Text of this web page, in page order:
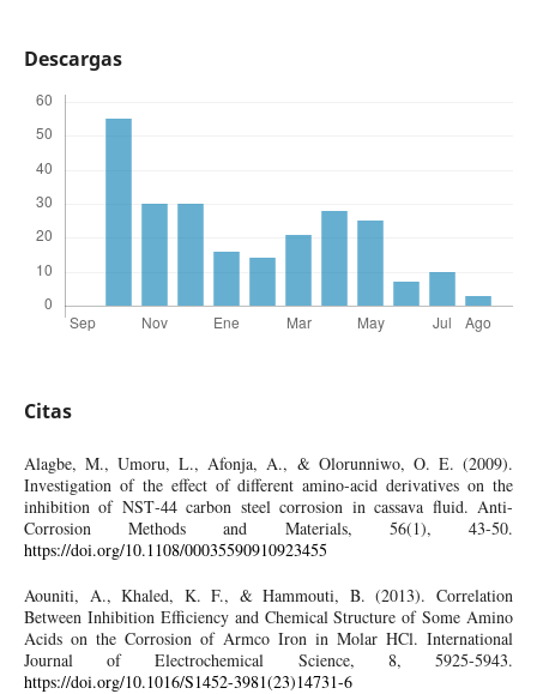
Descargas
Citas
Alagbe, M., Umoru, L., Afonja, A., & Olorunniwo, O. E. (2009).
Investigation of the effect of different amino‐acid derivatives on the
inhibition of NST‐44 carbon steel corrosion in cassava fluid. Anti-
Corrosion Methods and Materials, 56(1), 43-50.
https://doi.org/10.1108/00035590910923455
Aouniti, A., Khaled, K. F., & Hammouti, B. (2013). Correlation
Between Inhibition Efficiency and Chemical Structure of Some Amino
Acids on the Corrosion of Armco Iron in Molar HCl. International
Journal of Electrochemical Science, 8, 5925-5943.
https://doi.org/10.1016/S1452-3981(23)14731-6